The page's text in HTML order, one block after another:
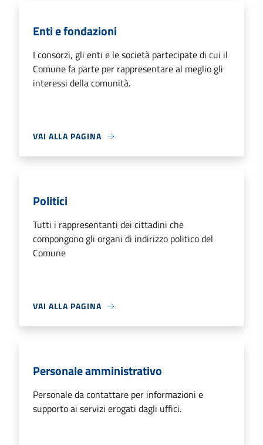
Enti e fondazioni
I consorzi, gli enti e le società partecipate di cui il
Comune fa parte per rappresentare al meglio gli
interessi della comunità.
VAI ALLA PAGINA
Politici
Tutti i rappresentanti dei cittadini che
compongono gli organi di indirizzo politico del
Comune
VAI ALLA PAGINA
Personale amministrativo
Personale da contattare per informazioni e
supporto ai servizi erogati dagli uffici.